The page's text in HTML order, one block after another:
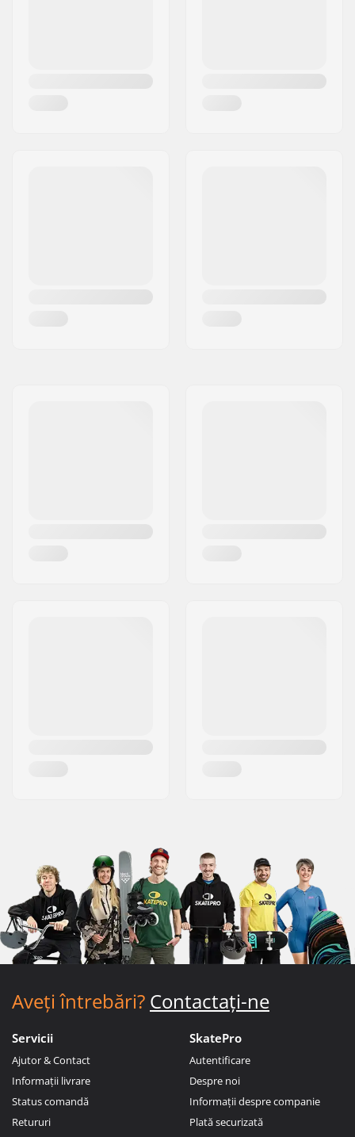
Aveți întrebări? Contactați-ne
Servicii
Ajutor & Contact
Informații livrare
Status comandă
Retururi
SkatePro
Autentificare
Despre noi
Informații despre companie
Plată securizată